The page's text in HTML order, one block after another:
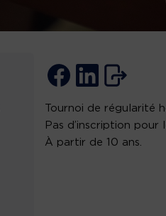
Tournoi de régularité
Pas d’inscription pour
À partir de 10 ans.